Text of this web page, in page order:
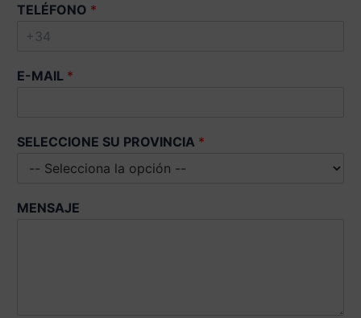
A
T
Ó
E
TELÉFONO *
E-MAIL *
SELECCIONE SU PROVINCIA *
MENSAJE